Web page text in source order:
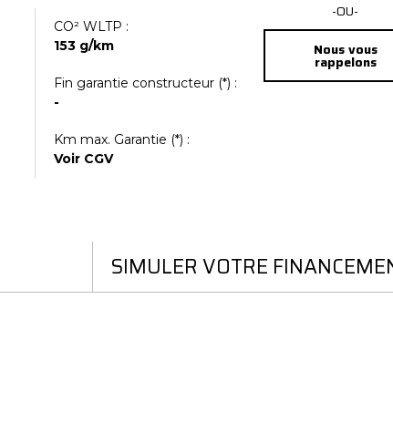
CO² WLTP :
153 g/km
Fin garantie constructeur (*) :
-
Km max. Garantie (*) :
Voir CGV
-OU-
Nous vous
rappelons
SIMULER VOTRE